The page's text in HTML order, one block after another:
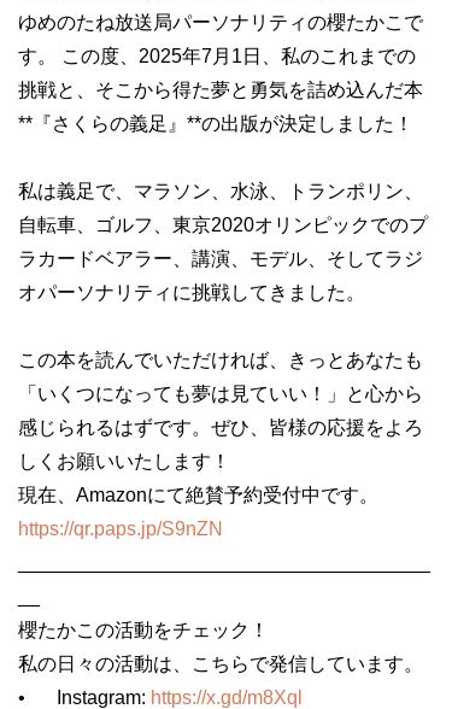
ゆめのたね放送局パーソナリティの櫻たかこで
す。 この度、2025年7月1日、私のこれまでの
挑戦と、そこから得た夢と勇気を詰め込んだ本
**『さくらの義足』**の出版が決定しました！
私は義足で、マラソン、水泳、トランポリン、
自転車、ゴルフ、東京2020オリンピックでのプ
ラカードベアラー、講演、モデル、そしてラジ
オパーソナリティに挑戦してきました。
この本を読んでいただければ、きっとあなたも
「いくつになっても夢は見ていい！」と心から
感じられるはずです。ぜひ、皆様の応援をよろ
しくお願いいたします！
現在、Amazonにて絶賛予約受付中です。
https://qr.paps.jp/S9nZN
櫻たかこの活動をチェック！
私の日々の活動は、こちらで発信しています。
•
Instagram: https://x.gd/m8Xql